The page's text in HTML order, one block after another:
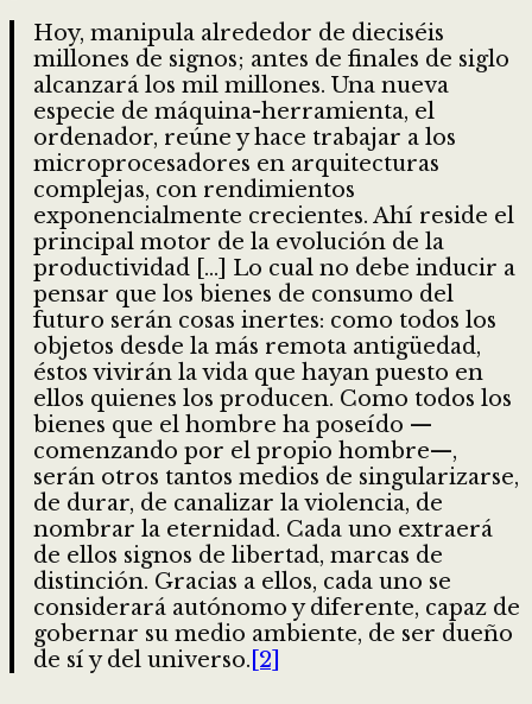
Hoy, manipula alrededor de dieciséis
millones de signos; antes de finales de siglo
alcanzará los mil millones. Una nueva
especie de máquina-herramienta, el
ordenador, reúne y hace trabajar a los
microprocesadores en arquitecturas
complejas, con rendimientos
exponencialmente crecientes. Ahí reside el
principal motor de la evolución de la
productividad […] Lo cual no debe inducir a
pensar que los bienes de consumo del
futuro serán cosas inertes: como todos los
objetos desde la más remota antigüedad,
éstos vivirán la vida que hayan puesto en
ellos quienes los producen. Como todos los
bienes que el hombre ha poseído —
comenzando por el propio hombre—,
serán otros tantos medios de singularizarse,
de durar, de canalizar la violencia, de
nombrar la eternidad. Cada uno extraerá
de ellos signos de libertad, marcas de
distinción. Gracias a ellos, cada uno se
considerará autónomo y diferente, capaz de
gobernar su medio ambiente, de ser dueño
de sí y del universo. [2]